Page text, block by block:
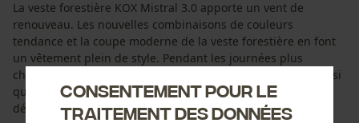
La veste forestière KOX Mistral 3.0 apporte un vent de
renouveau. Les nouvelles combinaisons de couleurs
tendance et la coupe moderne de la veste forestière en font
un vêtement plein de style. Pendant les journées plus
chaudes, les fentes d’aération au niveau des avant-bras ainsi
que les collerettes doublées en maille respirantes sont des
détails qui font toute la différence. La ...
Consentement pour le
traitement des données